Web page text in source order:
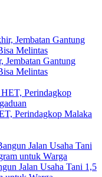
Jembatan Gantung
Melintas
Perindagkop Malaka
Jalan Usaha Tani 1,5